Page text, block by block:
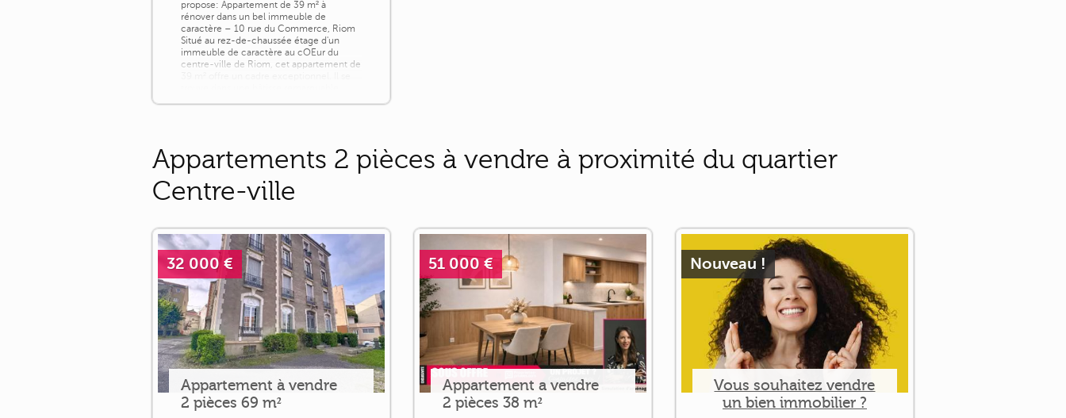
propose: Appartement de 39 m² à
rénover dans un bel immeuble de
caractère – 10 rue du Commerce, Riom
Situé au rez-de-chaussée étage d'un
immeuble de caractère au cOEur du
centre-ville de Riom, cet appartement de
Appartements 2 pièces à vendre à proximité du quartier
Centre-ville
32 000 €
Appartement à vendre
2 pièces 69 m²
51 000 €
Appartement a vendre
2 pièces 38 m²
Nouveau !
Vous souhaitez vendre
un bien immobilier ?